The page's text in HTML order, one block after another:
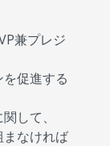
兼プレジ
を促進する
して、
なければ